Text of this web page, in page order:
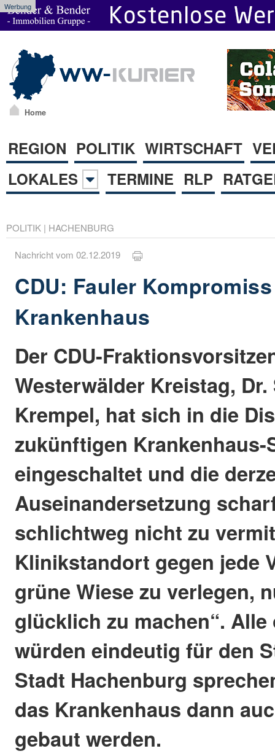
Werbung
Home
REGION POLITIK WIRTSCHAFT
LOKALES
TERMINE RLP
POLITIK | HACHENBURG
Nachricht vom 02.12.2019
CDU: Fauler
Krankenhaus
Der CDU-
Westerwälder Kreistag,
Krempel, hat sich in die
zukünftigen
eingeschaltet und die
Auseinandersetzung
schlichtweg nicht zu
Klinikstandort gegen jede
grüne Wiese zu verlegen,
glücklich zu machen“.
würden eindeutig für den
Stadt Hachenburg
das Krankenhaus dann
gebaut werden.